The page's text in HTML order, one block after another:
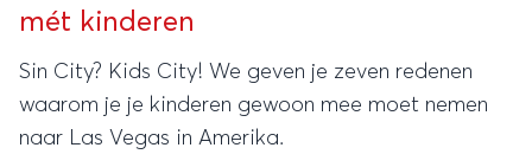
mét kinderen
Sin City? Kids City! We geven je zeven redenen
waarom je je kinderen gewoon mee moet nemen
naar Las Vegas in Amerika.